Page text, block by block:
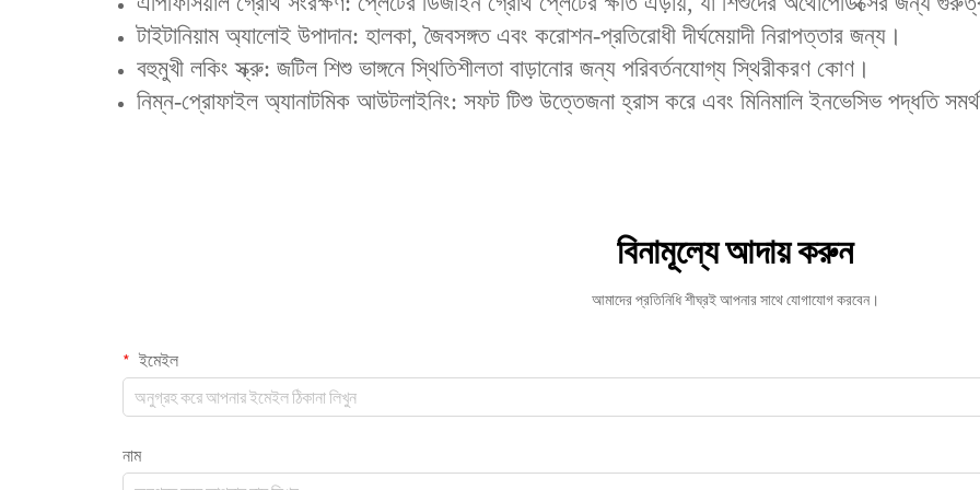
টাইটানিয়াম অ্যালোই উপাদান‌: হালকা, জৈবসঙ্গত এবং করোশন-প্রতিরোধী দীর্ঘমেয়াদী নিরাপত্তার জন্য।
বহুমুখী লকিং স্ক্রু: জটিল শিশু ভাঙ্গনে স্থিতিশীলতা বাড়ানোর জন্য পরিবর্তনযোগ্য স্থিরীকরণ কোণ।
নিম্ন-প্রোফাইল অ্যানাটমিক আউটলাইনিং: সফট টিশু উত্তেজনা হ্রাস করে এবং মিনিমালি ইনভেসিভ পদ্ধতি
বিনামূল্যে আদায় করুন
আমাদের প্রতিনিধি শীঘ্রই আপনার সাথে যোগাযোগ করবেন।
ইমেইল
নাম